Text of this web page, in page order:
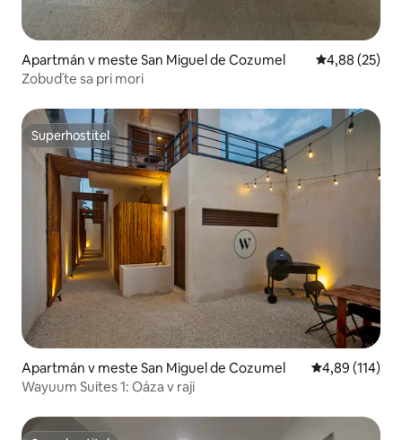
Apartmán v meste San Miguel de Cozumel Priemerné
4,88 (25)
Zobuďte sa pri mori
Superhostiteľ
Superhostiteľ
Apartmán v meste San Miguel de Cozumel Priemerné
4,89 (114)
Wayuum Suites 1: Oáza v raji